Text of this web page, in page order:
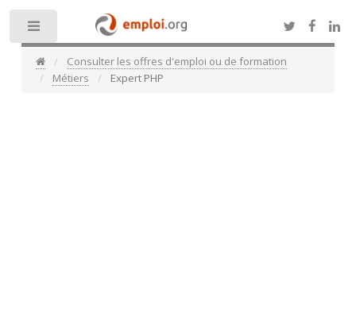
Consulter les offres d'emploi ou de formation
Métiers
Expert PHP
Toggle